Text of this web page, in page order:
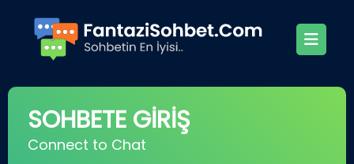
SOHBETE GİRİŞ
Connect to Chat